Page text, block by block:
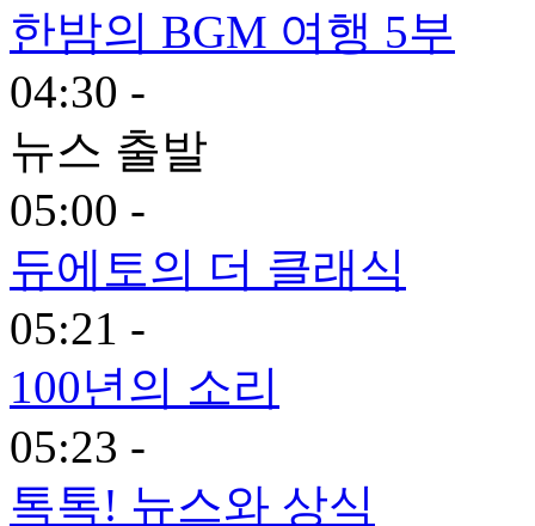
한밤의 BGM 여행 5부
04:30 -
뉴스 출발
05:00 -
듀에토의 더 클래식
05:21 -
100년의 소리
05:23 -
톡톡! 뉴스와 상식